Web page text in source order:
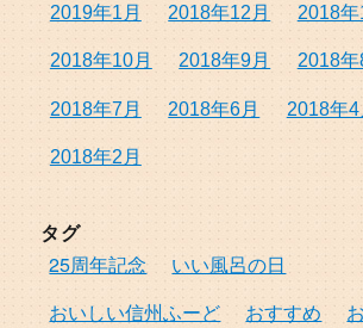
2019年1月 2018年12月 2018年
2018年10月 2018年9月 2018年
2018年7月 2018年6月 2018年4
2018年2月
タグ
25周年記念
いい風呂の日
おいしい信州ふーど
おすすめ